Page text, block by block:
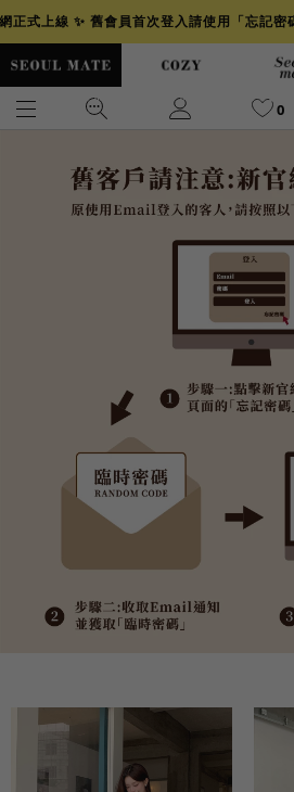
正式上線 ✨ 舊會員首次登入請使用「忘記
0
小香
牛仔裙